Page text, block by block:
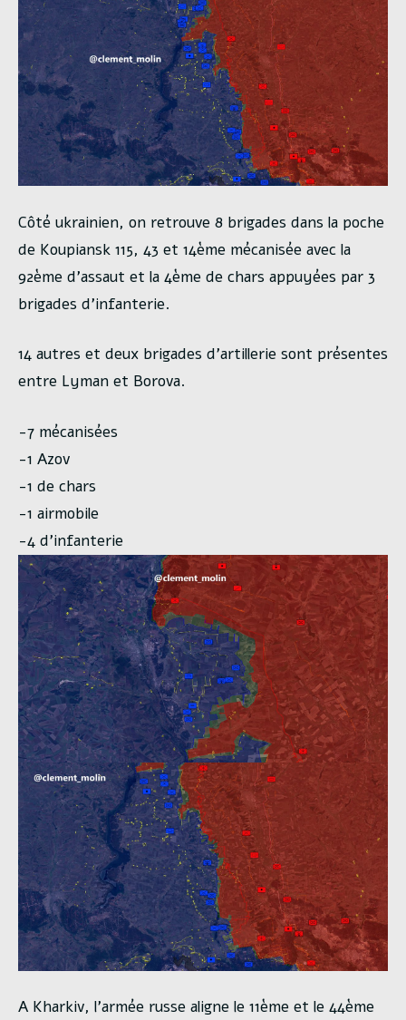
Côté ukrainien, on retrouve 8 brigades dans la poche
de Koupiansk 115, 43 et 14ème mécanisée avec la
92ème d’assaut et la 4ème de chars appuyées par 3
brigades d’infanterie.
14 autres et deux brigades d’artillerie sont présentes
entre Lyman et Borova.
-7 mécanisées
-1 Azov
-1 de chars
-1 airmobile
-4 d’infanterie
A Kharkiv, l’armée russe aligne le 11ème et le 44ème